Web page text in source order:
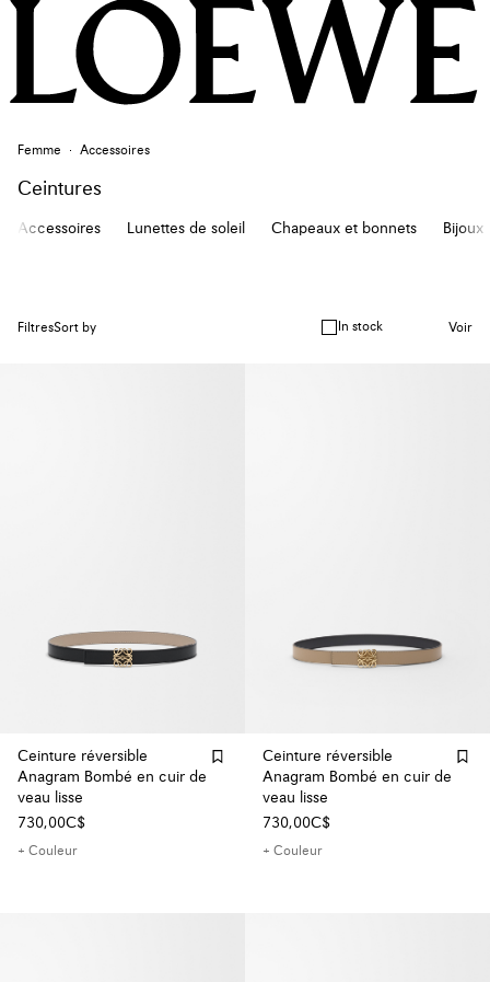
Femme Accessoires
Ceintures
Accessoires Lunettes de soleil Chapeaux et bonnets Bijoux
FiltresSort by In stock Voir
Ceinture réversible
Anagram Bombé en cuir de
veau lisse
730,00C$
+ Couleur
Ceinture réversible
Anagram Bombé en cuir de
veau lisse
730,00C$
+ Couleur